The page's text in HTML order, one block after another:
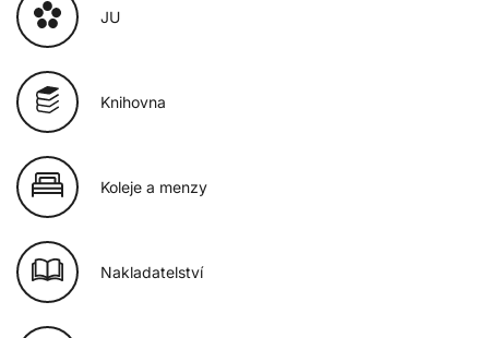
JU
Knihovna
Koleje a menzy
Nakladatelství